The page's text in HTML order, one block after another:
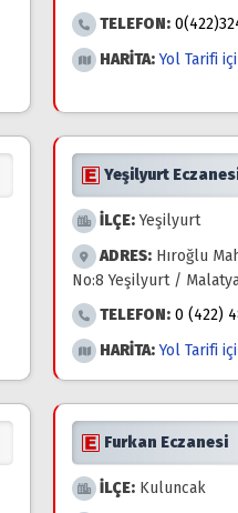
TELEFON:
HARİTA: Yol Tarifi
Yeşilyurt
İLÇE:Yeşilyurt
ADRES: Hıroğlu
No:8 Yeşilyurt /
TELEFON: 0 (422)
HARİTA: Yol Tarifi
Furkan Eczanesi
İLÇE: Kuluncak